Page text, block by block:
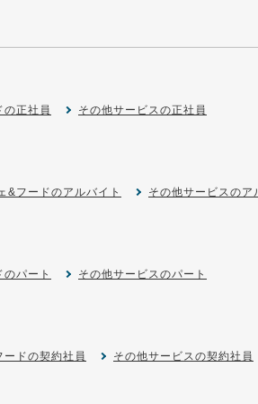
の正社員 その他サービスの正社員
&フードのアルバイト その他サービスのア
パート その他サービスのパート
ードの契約社員 その他サービスの契約社員